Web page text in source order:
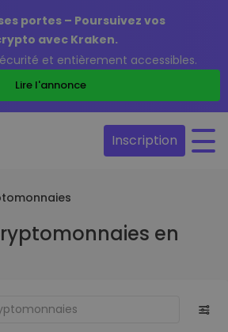
portes – Poursuivez vos
avec Kraken.
et entièrement accessibles.
Lire l'annonce
Inscription
en